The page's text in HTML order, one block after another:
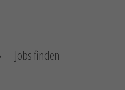
Jobs finden